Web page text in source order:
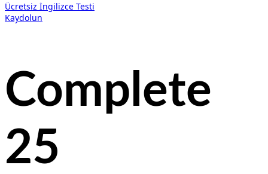
Ücretsiz İngilizce Testi
Kaydolun
Complete
25